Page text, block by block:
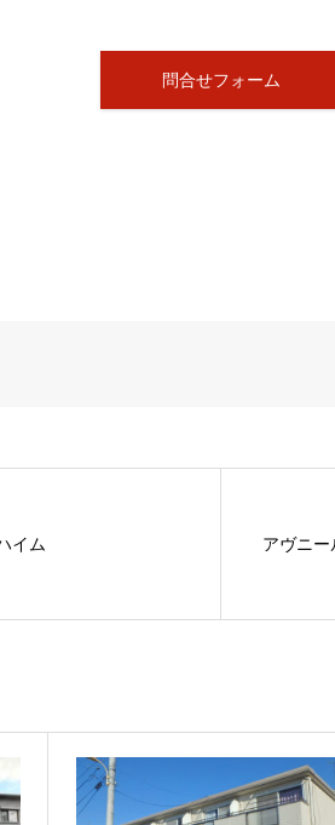
問合せフォーム
イム アヴニー